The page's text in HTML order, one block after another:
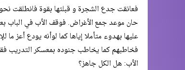
فعانقت جدع الشجرة و قبلتها بقوة فانطلقت
حان موعد جمع الأغراض. فوقف الأب في الباب
عليها بهدوء متأملا إياها كما لوأنه يودع أعز
فخاطبهم كما يخاطب جنوده بمعسكر التدريب
الأب: هل الكل جاهز؟